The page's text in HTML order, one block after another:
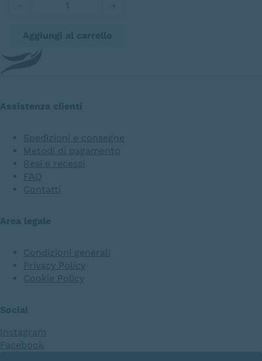
Assistenza clienti
Spedizioni e consegne
Metodi di pagamento
Resi e recessi
FAQ
Contatti
Area legale
Condizioni generali
Privacy Policy
Cookie Policy
Social
Instagram
Facebook